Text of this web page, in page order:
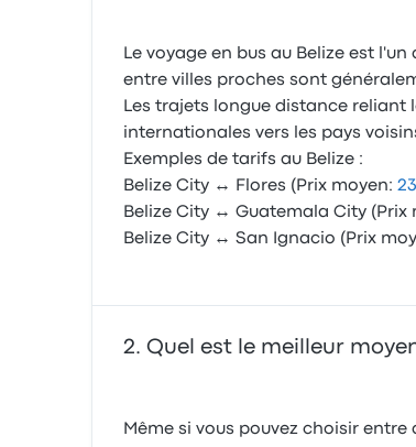
Le voyage en bus au Belize est
entre villes proches sont
Les trajets longue distance reliant
internationales vers les pays
Exemples de tarifs au Belize :
Belize City ↔ Flores (Prix moyen:
Belize City ↔ Guatemala City (Prix
Belize City ↔ San Ignacio (Prix
Quel est le meilleur
Même si vous pouvez choisir